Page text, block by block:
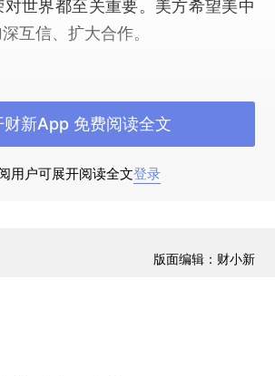
世界都至关重要。美方希望美中
互信、扩大合作。
用户可展开阅读全文登录
财新App 免费阅读全文
版面编辑：财小新